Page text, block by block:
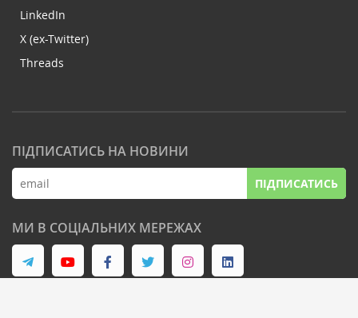
LinkedIn
X (ex-Twitter)
Threads
ПІДПИСАТИСЬ НА НОВИНИ
ПІДПИСАТИСЬ
МИ В СОЦІАЛЬНИХ МЕРЕЖАХ